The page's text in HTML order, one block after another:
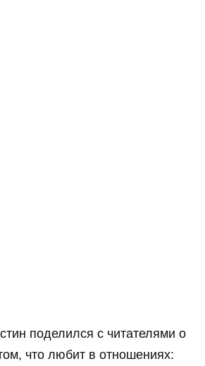
поделился с читателями о
что любит в отношениях: